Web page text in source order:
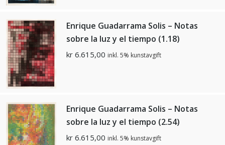
Enrique Guadarrama Solis – Notas
sobre la luz y el tiempo (1.18)
kr 6.615,00 inkl. 5% kunstavgift
Enrique Guadarrama Solis – Notas
sobre la luz y el tiempo (2.54)
kr 6.615,00 inkl. 5% kunstavgift